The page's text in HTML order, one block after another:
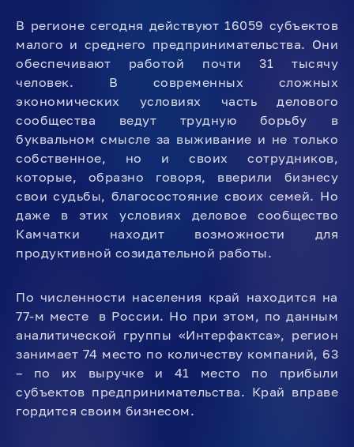
В регионе сегодня действуют 16059 субъектов
малого и среднего предпринимательства. Они
обеспечивают работой почти 31 тысячу
человек. В современных сложных
экономических условиях часть делового
сообщества ведут трудную борьбу в
буквальном смысле за выживание и не только
собственное, но и своих сотрудников,
которые, образно говоря, вверили бизнесу
свои судьбы, благосостояние своих семей. Но
даже в этих условиях деловое сообщество
Камчатки находит возможности для
продуктивной созидательной работы.
По численности населения край находится на
77-м месте в России. Но при этом, по данным
аналитической группы «Интерфактса», регион
занимает 74 место по количеству компаний, 63
– по их выручке и 41 место по прибыли
субъектов предпринимательства. Край вправе
гордится своим бизнесом.